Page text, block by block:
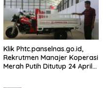
Klik Phtc.panselnas.go.id,
Rekrutmen Manajer Koperasi
Merah Putih Ditutup 24 April